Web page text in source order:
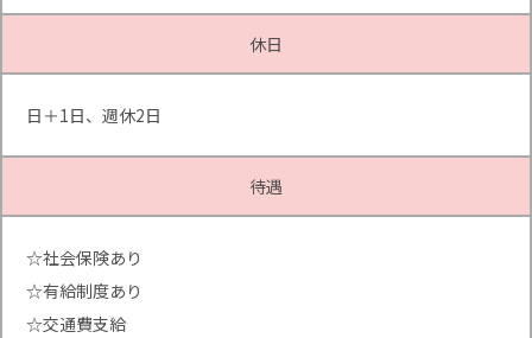
休日
日＋1日、週休2日
待遇
☆社会保険あり
☆有給制度あり
☆交通費支給